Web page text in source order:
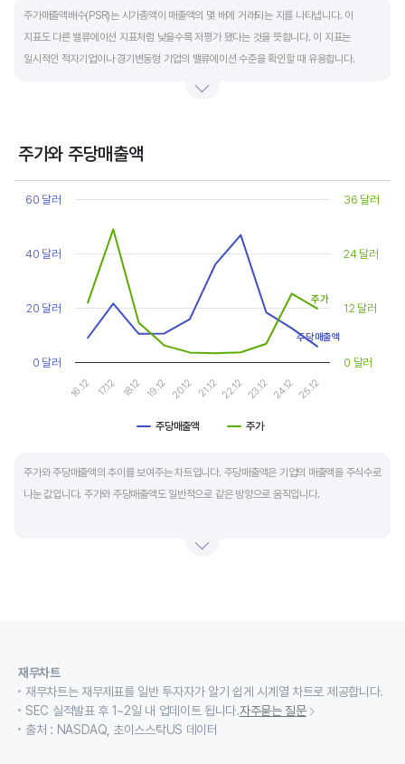
주가매출액배수(PSR)는 시가총액이 매출액의 몇 배에 거래되는 지를 나타냅니다. 이
지표도 다른 밸류에이션 지표처럼 낮을수록 저평가 됐다는 것을 뜻합니다. 이 지표는
일시적인 적자기업이나 경기변동형 기업의 밸류에이션 수준을 확인할 때 유용합니다.
주가와 주당매출액
Chart
Line chart with 2 lines.
The chart has 1 X axis displaying categories.
The chart has 2 Y axes displaying values, and values.
주당매출액 주가
16.12 17.12 18.12 19.12 20.12 21.12 22.12 23.12 24.12 25.12
0 달러
20 달러
40 달러
60 달러
0 달러
12 달러
24 달러
36 달러
주당매출액
주가
주가와 주당매출액의 추이를 보여주는 차트입니다. 주당매출액은 기업의 매출액을 주식수로
나눈 값입니다. 주가와 주당매출액도 일반적으로 같은 방향으로 움직입니다.
재무차트
재무차트는 재무제표를 일반 투자자가 알기 쉽게 시계열 차트로 제공합니다.
SEC 실적발표 후 1~2일 내 업데이트 됩니다.자주묻는 질문
출처 : NASDAQ, 초이스스탁US 데이터